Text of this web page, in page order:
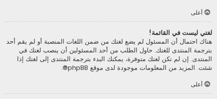
أعلى
لغتي ليست في القائمة!
هناك احتمال أن المسئول لم يضع لغتك من ضمن اللغات المنصبة أو لم يقم أحد
بترجمة المنتدى للغتك. حاول الطلب من أحد المسئولين أن ينصب لغتك في
المنتدى. إن لم تكن لغتك متوفرة، يمكنك البدء بترجمة المنتدى إلى لغتك إذا
شئت. المزيد من المعلومات موجودة لدى موقع phpBB
®.
أعلى